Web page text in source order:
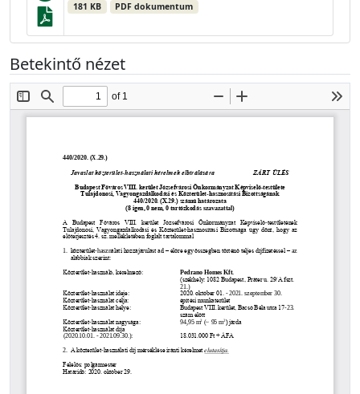
181 KB PDF dokumentum
Betekintő nézet